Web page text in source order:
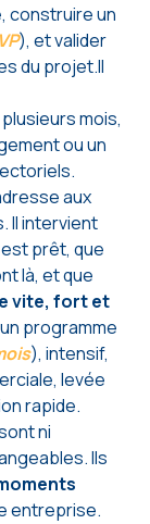
construire un
), et valider
du projet.Il
mois,
ou un
aux
Il intervient
prêt, que
là, et que
vite, fort et
un programme
), intensif,
levée
rapide.
ni
Ils
entreprise.